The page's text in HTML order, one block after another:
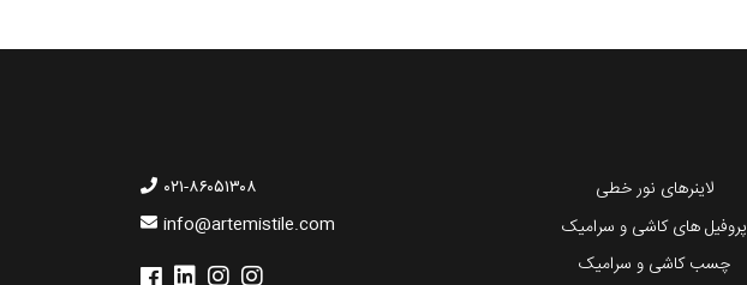
لاینرهای نور خطی
پروفیل های کاشی و سرامیک
چسب کاشی و سرامیک
۰۲۱-۸۶۰۵۱۳۰۸
info@artemistile.com